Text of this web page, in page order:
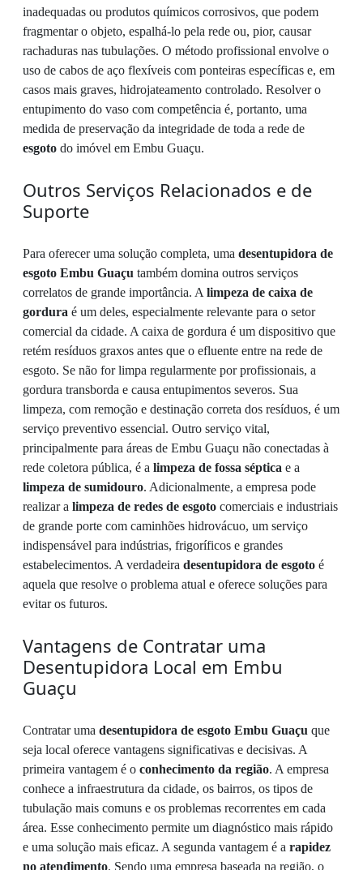
inadequadas ou produtos químicos corrosivos, que podem
fragmentar o objeto, espalhá-lo pela rede ou, pior, causar
rachaduras nas tubulações. O método profissional envolve o
uso de cabos de aço flexíveis com ponteiras específicas e, em
casos mais graves, hidrojateamento controlado. Resolver o
entupimento do vaso com competência é, portanto, uma
medida de preservação da integridade de toda a rede de
esgoto do imóvel em Embu Guaçu.
Outros Serviços Relacionados e de
Suporte
Para oferecer uma solução completa, uma desentupidora de
esgoto Embu Guaçu também domina outros serviços
correlatos de grande importância. A limpeza de caixa de
gordura é um deles, especialmente relevante para o setor
comercial da cidade. A caixa de gordura é um dispositivo que
retém resíduos graxos antes que o efluente entre na rede de
esgoto. Se não for limpa regularmente por profissionais, a
gordura transborda e causa entupimentos severos. Sua
limpeza, com remoção e destinação correta dos resíduos, é um
serviço preventivo essencial. Outro serviço vital,
principalmente para áreas de Embu Guaçu não conectadas à
rede coletora pública, é a limpeza de fossa séptica e a
limpeza de sumidouro. Adicionalmente, a empresa pode
realizar a limpeza de redes de esgoto comerciais e industriais
de grande porte com caminhões hidrovácuo, um serviço
indispensável para indústrias, frigoríficos e grandes
estabelecimentos. A verdadeira desentupidora de esgoto é
aquela que resolve o problema atual e oferece soluções para
evitar os futuros.
Vantagens de Contratar uma
Desentupidora Local em Embu
Guaçu
Contratar uma desentupidora de esgoto Embu Guaçu que
seja local oferece vantagens significativas e decisivas. A
primeira vantagem é o conhecimento da região. A empresa
conhece a infraestrutura da cidade, os bairros, os tipos de
tubulação mais comuns e os problemas recorrentes em cada
área. Esse conhecimento permite um diagnóstico mais rápido
e uma solução mais eficaz. A segunda vantagem é a rapidez
no atendimento. Sendo uma empresa baseada na região, o